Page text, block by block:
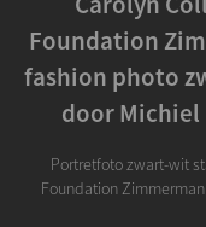
Foundation
fashion photo
door Michiel
Portretfoto zwart-wit
Foundation